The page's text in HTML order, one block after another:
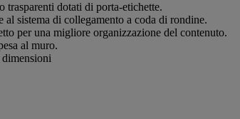
trasparenti dotati di porta-etichette.
sistema di collegamento a coda di rondine.
per una migliore organizzazione del contenuto.
al muro.